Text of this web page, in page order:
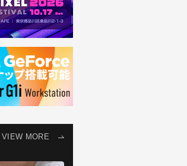
VIEW MORE